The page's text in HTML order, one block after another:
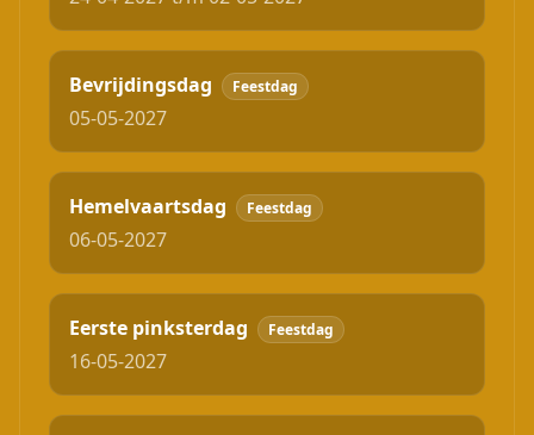
Bevrijdingsdag Feestdag
05-05-2027
Hemelvaartsdag Feestdag
06-05-2027
Eerste pinksterdag Feestdag
16-05-2027